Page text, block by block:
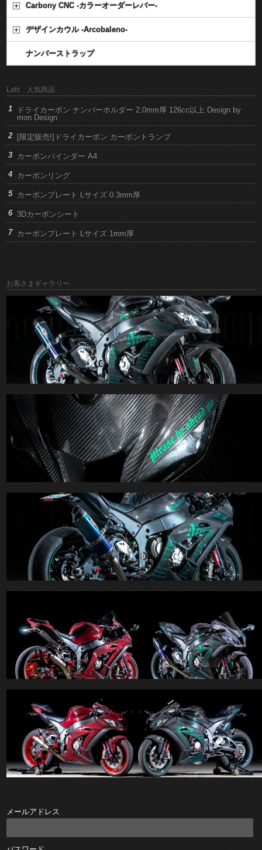
Carbony CNC -カラーオーダーレバー-
デザインカウル -Arcobaleno-
ナンバーストラップ
Lafs 人気商品
ドライカーボン ナンバーホルダー 2.0mm厚 126cc以上 Design by
mon Design
[限定販売!]ドライカーボン カーボントランプ
カーボンバインダー A4
カーボンリング
カーボンプレート Lサイズ 0.3mm厚
3Dカーボンシート
カーボンプレート Lサイズ 1mm厚
お客さまギャラリー
メールアドレス